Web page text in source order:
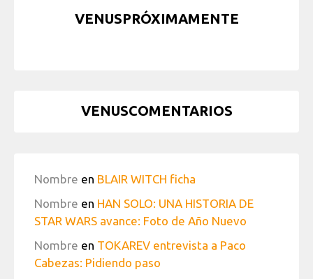
VENUSPRÓXIMAMENTE
VENUSCOMENTARIOS
Nombre en BLAIR WITCH ficha
Nombre en HAN SOLO: UNA HISTORIA DE
STAR WARS avance: Foto de Año Nuevo
Nombre en TOKAREV entrevista a Paco
Cabezas: Pidiendo paso